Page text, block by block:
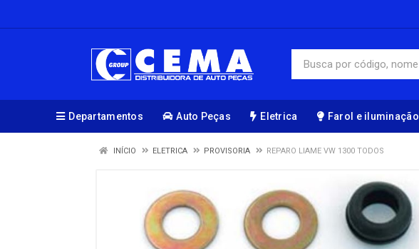
Departamentos Auto Peças Eletrica Farol e iluminação
INÍCIO ELETRICA PROVISORIA REPARO LIAME VW 1300 TODOS